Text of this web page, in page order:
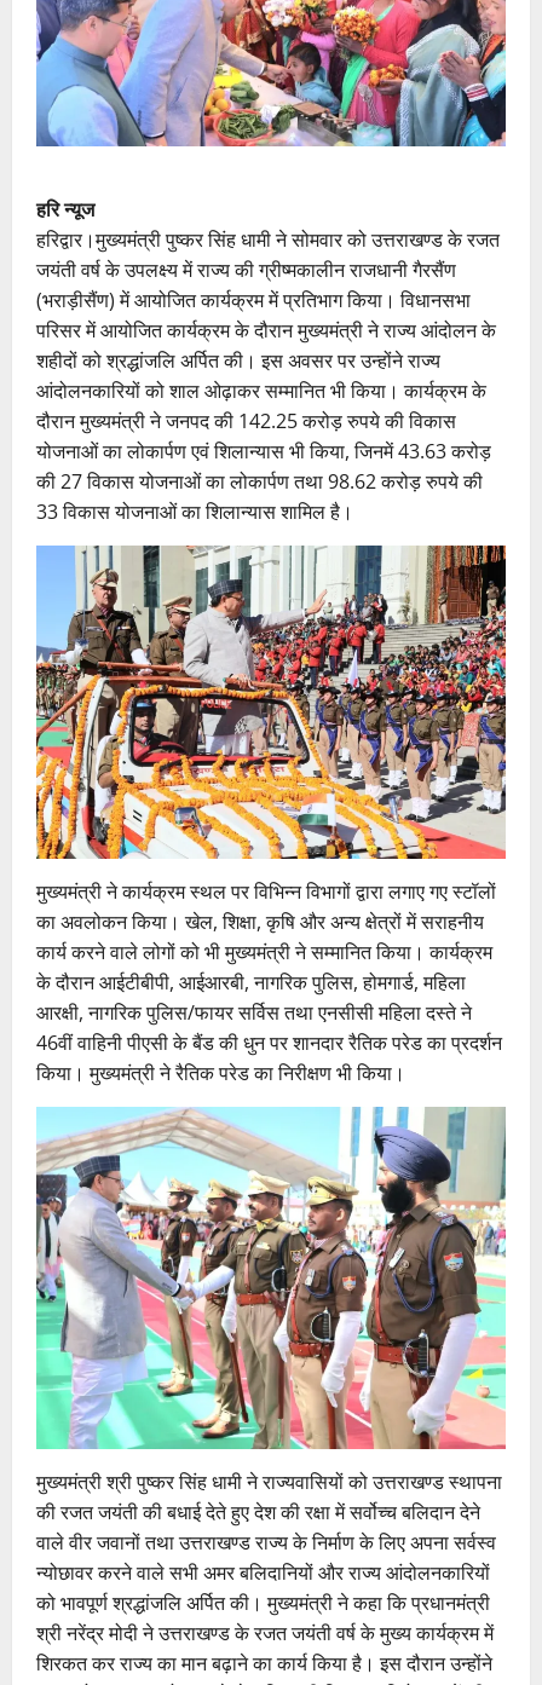
हरि न्यूज
हरिद्वार।मुख्यमंत्री पुष्कर सिंह धामी ने सोमवार को उत्तराखण्ड के रजत
जयंती वर्ष के उपलक्ष्य में राज्य की ग्रीष्मकालीन राजधानी गैरसैंण
(भराड़ीसैंण) में आयोजित कार्यक्रम में प्रतिभाग किया। विधानसभा
परिसर में आयोजित कार्यक्रम के दौरान मुख्यमंत्री ने राज्य आंदोलन के
शहीदों को श्रद्धांजलि अर्पित की। इस अवसर पर उन्होंने राज्य
आंदोलनकारियों को शाल ओढ़ाकर सम्मानित भी किया। कार्यक्रम के
दौरान मुख्यमंत्री ने जनपद की 142.25 करोड़ रुपये की विकास
योजनाओं का लोकार्पण एवं शिलान्यास भी किया, जिनमें 43.63 करोड़
की 27 विकास योजनाओं का लोकार्पण तथा 98.62 करोड़ रुपये की
33 विकास योजनाओं का शिलान्यास शामिल है।
मुख्यमंत्री ने कार्यक्रम स्थल पर विभिन्न विभागों द्वारा लगाए गए स्टॉलों
का अवलोकन किया। खेल, शिक्षा, कृषि और अन्य क्षेत्रों में सराहनीय
कार्य करने वाले लोगों को भी मुख्यमंत्री ने सम्मानित किया। कार्यक्रम
के दौरान आईटीबीपी, आईआरबी, नागरिक पुलिस, होमगार्ड, महिला
आरक्षी, नागरिक पुलिस/फायर सर्विस तथा एनसीसी महिला दस्ते ने
46वीं वाहिनी पीएसी के बैंड की धुन पर शानदार रैतिक परेड का प्रदर्शन
किया। मुख्यमंत्री ने रैतिक परेड का निरीक्षण भी किया।
मुख्यमंत्री श्री पुष्कर सिंह धामी ने राज्यवासियों को उत्तराखण्ड स्थापना
की रजत जयंती की बधाई देते हुए देश की रक्षा में सर्वोच्च बलिदान देने
वाले वीर जवानों तथा उत्तराखण्ड राज्य के निर्माण के लिए अपना सर्वस्व
न्योछावर करने वाले सभी अमर बलिदानियों और राज्य आंदोलनकारियों
को भावपूर्ण श्रद्धांजलि अर्पित की। मुख्यमंत्री ने कहा कि प्रधानमंत्री
श्री नरेंद्र मोदी ने उत्तराखण्ड के रजत जयंती वर्ष के मुख्य कार्यक्रम में
शिरकत कर राज्य का मान बढ़ाने का कार्य किया है। इस दौरान उन्होंने